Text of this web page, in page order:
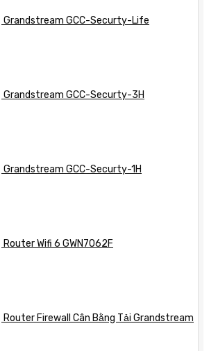
Grandstream GCC-Securty-Life
Grandstream GCC-Securty-3H
Grandstream GCC-Securty-1H
Router Wifi 6 GWN7062F
Router Firewall Cân Bằng Tải Grandstream